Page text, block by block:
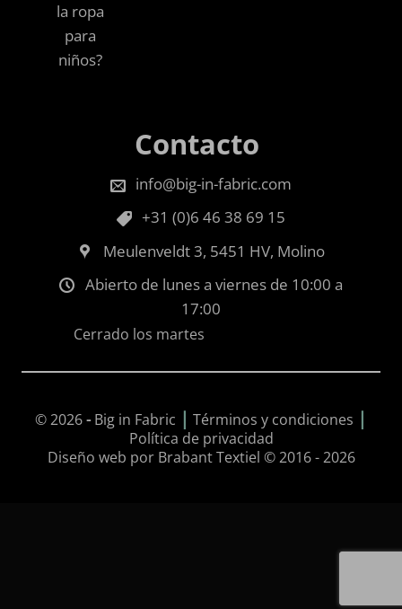
la ropa
para
niños?
Contacto
info@big-in-fabric.com
+31 (0)6 46 38 69 15
Meulenveldt 3, 5451 HV, Molino
Abierto de lunes a viernes de 10:00 a
17:00
Cerrado los martes
© 2026-Big in Fabric | Términos y condiciones |
Política de privacidad
Diseño web por Brabant Textiel © 2016 - 2026